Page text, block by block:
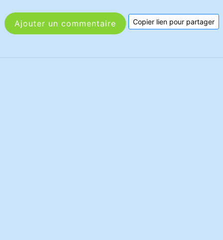
Ajouter un commentaire Copier lien pour partager